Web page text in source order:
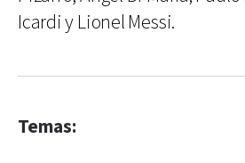
Icardi y Lionel Messi.
Temas: